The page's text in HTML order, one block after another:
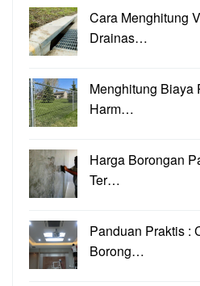
Cara Menghitung
Drainas…
Menghitung Biaya
Harm…
Harga Borongan
Ter…
Panduan Praktis :
Borong…